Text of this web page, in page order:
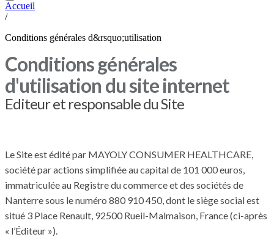
Accueil
/
Conditions générales d&rsquo;utilisation
Conditions générales
d'utilisation du site internet
Editeur et responsable du Site
Le Site est édité par MAYOLY CONSUMER HEALTHCARE,
société par actions simplifiée au capital de 101 000 euros,
immatriculée au Registre du commerce et des sociétés de
Nanterre sous le numéro 880 910 450, dont le siège social est
situé 3 Place Renault, 92500 Rueil-Malmaison, France (ci-après
« l’Éditeur »).